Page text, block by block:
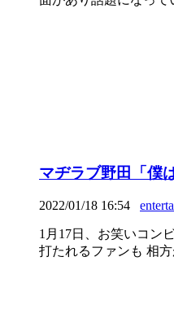
マヂラブ野田「僕
2022/01/18 16:54
1月17日、お笑いコン
打たれるファンも 相方